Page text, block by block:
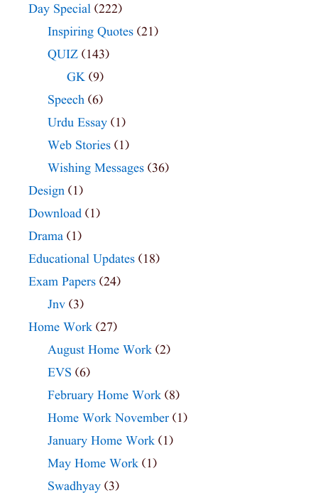
Day Special (222)
Inspiring Quotes (21)
QUIZ (143)
GK (9)
Speech (6)
Urdu Essay (1)
Web Stories (1)
Wishing Messages (36)
Design (1)
Download (1)
Drama (1)
Educational Updates (18)
Exam Papers (24)
Jnv (3)
Home Work (27)
August Home Work (2)
EVS (6)
February Home Work (8)
Home Work November (1)
January Home Work (1)
May Home Work (1)
Swadhyay (3)